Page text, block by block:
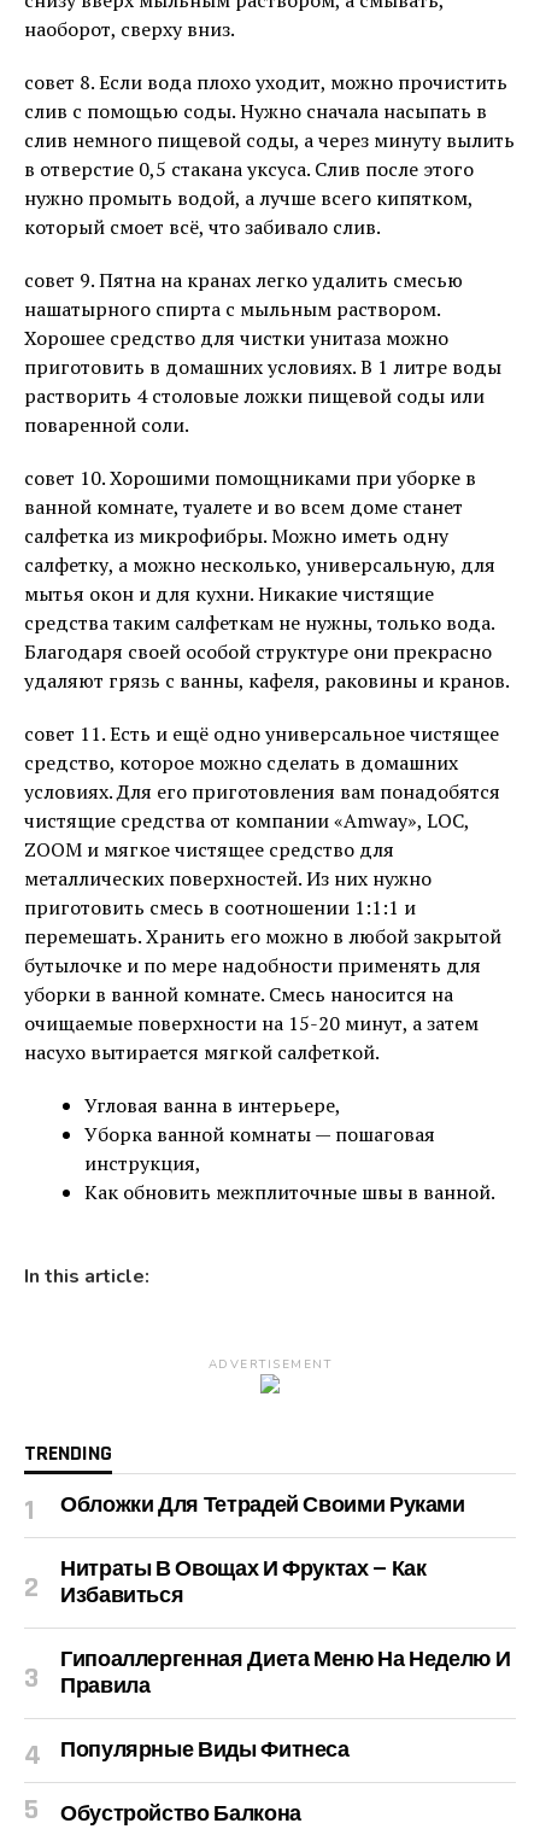
наоборот, сверху вниз.
совет 8. Если вода плохо уходит, можно прочистить
слив с помощью соды. Нужно сначала насыпать в
слив немного пищевой соды, а через минуту вылить
в отверстие 0,5 стакана уксуса. Слив после этого
нужно промыть водой, а лучше всего кипятком,
который смоет всё, что забивало слив.
совет 9. Пятна на кранах легко удалить смесью
нашатырного спирта с мыльным раствором.
Хорошее средство для чистки унитаза можно
приготовить в домашних условиях. В 1 литре воды
растворить 4 столовые ложки пищевой соды или
поваренной соли.
совет 10. Хорошими помощниками при уборке в
ванной комнате, туалете и во всем доме станет
салфетка из микрофибры. Можно иметь одну
салфетку, а можно несколько, универсальную, для
мытья окон и для кухни. Никакие чистящие
средства таким салфеткам не нужны, только вода.
Благодаря своей особой структуре они прекрасно
удаляют грязь с ванны, кафеля, раковины и кранов.
совет 11. Есть и ещё одно универсальное чистящее
средство, которое можно сделать в домашних
условиях. Для его приготовления вам понадобятся
чистящие средства от компании «Amway», LOC,
ZOOM и мягкое чистящее средство для
металлических поверхностей. Из них нужно
приготовить смесь в соотношении 1:1:1 и
перемешать. Хранить его можно в любой закрытой
бутылочке и по мере надобности применять для
уборки в ванной комнате. Смесь наносится на
очищаемые поверхности на 15-20 минут, а затем
насухо вытирается мягкой салфеткой.
Угловая ванна в интерьере,
Уборка ванной комнаты — пошаговая
инструкция,
Как обновить межплиточные швы в ванной.
In this article:
ADVERTISEMENT
TRENDING
Обложки Для Тетрадей Своими Руками
Нитраты В Овощах И Фруктах — Как
Избавиться
Гипоаллергенная Диета Меню На Неделю И
Правила
Популярные Виды Фитнеса
Обустройство Балкона